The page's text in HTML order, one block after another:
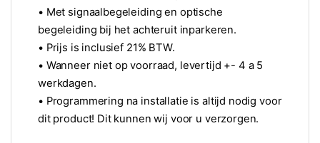
• Met signaalbegeleiding en optische
begeleiding bij het achteruit inparkeren.
• Prijs is inclusief 21% BTW.
• Wanneer niet op voorraad, levertijd +- 4 a 5
werkdagen.
• Programmering na installatie is altijd nodig voor
dit product! Dit kunnen wij voor u verzorgen.